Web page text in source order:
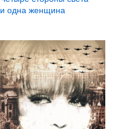
и одна женщина